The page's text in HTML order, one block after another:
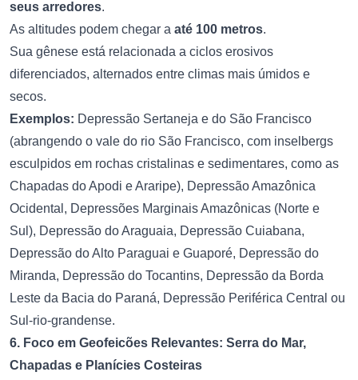
seus arredores.
As altitudes podem chegar a até 100 metros.
Sua gênese está relacionada a ciclos erosivos
diferenciados, alternados entre climas mais úmidos e
secos.
Exemplos: Depressão Sertaneja e do São Francisco
(abrangendo o vale do rio São Francisco, com inselbergs
esculpidos em rochas cristalinas e sedimentares, como as
Chapadas do Apodi e Araripe), Depressão Amazônica
Ocidental, Depressões Marginais Amazônicas (Norte e
Sul), Depressão do Araguaia, Depressão Cuiabana,
Depressão do Alto Paraguai e Guaporé, Depressão do
Miranda, Depressão do Tocantins, Depressão da Borda
Leste da Bacia do Paraná, Depressão Periférica Central ou
Sul-rio-grandense.
6. Foco em Geofeicões Relevantes: Serra do Mar,
Chapadas e Planícies Costeiras